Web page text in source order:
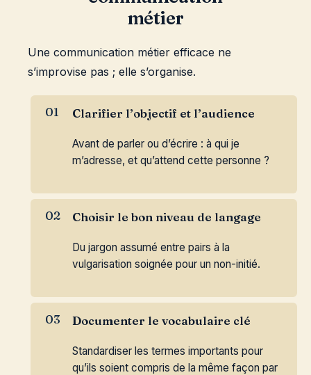
métier
Une communication métier efficace ne
s’improvise pas ; elle s’organise.
Clarifier l’objectif et l’audience
Avant de parler ou d’écrire : à qui je
m’adresse, et qu’attend cette personne ?
Choisir le bon niveau de langage
Du jargon assumé entre pairs à la
vulgarisation soignée pour un non-initié.
Documenter le vocabulaire clé
Standardiser les termes importants pour
qu’ils soient compris de la même façon par